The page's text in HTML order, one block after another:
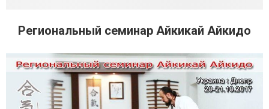
Региональный семинар Айкикай Айкидо